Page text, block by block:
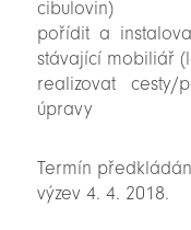
cibulovin)
pořídit a
stávající mobiliář
realizovat
úpravy
Termín
výzev 4. 4. 2018.